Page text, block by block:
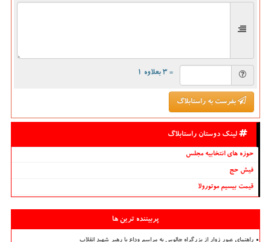
= ۳ بعلاوه ۱
بفرست به راستابلاگ
لینک دوستان راستابلاگ
حوزه های انتخابیه مجلس
فیش حج
قیمت بیسیم موتورولا
پربیننده ترین ها